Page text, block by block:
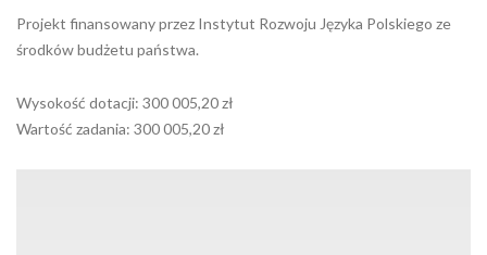
Projekt finansowany przez Instytut Rozwoju Języka Polskiego ze
środków budżetu państwa.
Wysokość dotacji: 300 005,20 zł
Wartość zadania: 300 005,20 zł